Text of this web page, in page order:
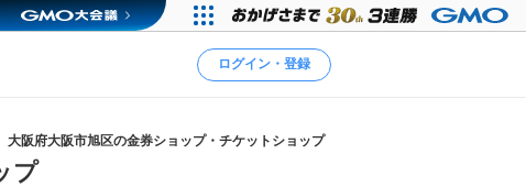
ログイン・登録
大阪府大阪市旭区の金券ショップ・チケットショップ
プ